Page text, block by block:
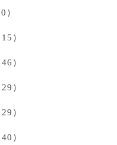
）
）
）
）
）
）